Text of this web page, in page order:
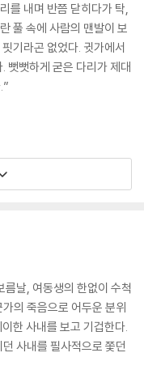
를 내며 반쯤 닫히다가 탁,
풀 속에 사람의 맨발이 보
기라곤 없었다. 귓가에서
뻣뻣하게 굳은 다리가 제대
이 몸을 일으키는 모습을
으면서 자기 목숨을 걸고
벌 같은 것은 없다고, 그냥
씩이나 나온 엘리트가 죽
날, 여동생의 한없이 수척
의 죽음으로 어두운 분위
한 사내를 보고 기겁한다.
사내를 필사적으로 쫓던